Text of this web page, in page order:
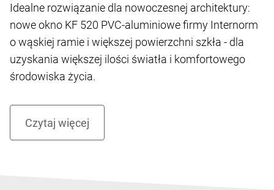
Idealne rozwiązanie dla nowoczesnej architektury:
nowe okno KF 520 PVC-aluminiowe firmy Internorm
o wąskiej ramie i większej powierzchni szkła - dla
uzyskania większej ilości światła i komfortowego
środowiska życia.